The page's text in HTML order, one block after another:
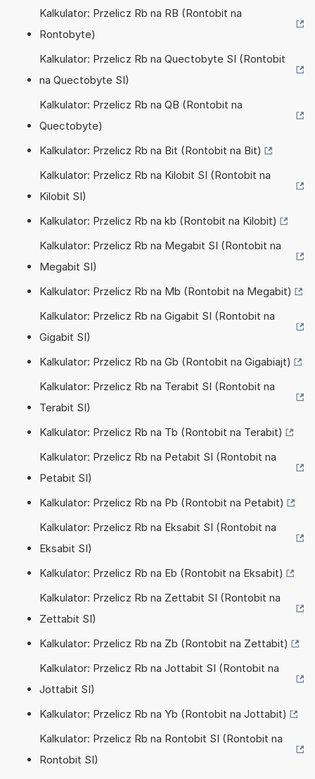
Kalkulator: Przelicz Rb na RB (Rontobit na
Rontobyte)
Kalkulator: Przelicz Rb na Quectobyte SI (Rontobit
na Quectobyte SI)
Kalkulator: Przelicz Rb na QB (Rontobit na
Quectobyte)
Kalkulator: Przelicz Rb na Bit (Rontobit na Bit)
Kalkulator: Przelicz Rb na Kilobit SI (Rontobit na
Kilobit SI)
Kalkulator: Przelicz Rb na kb (Rontobit na Kilobit)
Kalkulator: Przelicz Rb na Megabit SI (Rontobit na
Megabit SI)
Kalkulator: Przelicz Rb na Mb (Rontobit na Megabit)
Kalkulator: Przelicz Rb na Gigabit SI (Rontobit na
Gigabit SI)
Kalkulator: Przelicz Rb na Gb (Rontobit na Gigabiajt)
Kalkulator: Przelicz Rb na Terabit SI (Rontobit na
Terabit SI)
Kalkulator: Przelicz Rb na Tb (Rontobit na Terabit)
Kalkulator: Przelicz Rb na Petabit SI (Rontobit na
Petabit SI)
Kalkulator: Przelicz Rb na Pb (Rontobit na Petabit)
Kalkulator: Przelicz Rb na Eksabit SI (Rontobit na
Eksabit SI)
Kalkulator: Przelicz Rb na Eb (Rontobit na Eksabit)
Kalkulator: Przelicz Rb na Zettabit SI (Rontobit na
Zettabit SI)
Kalkulator: Przelicz Rb na Zb (Rontobit na Zettabit)
Kalkulator: Przelicz Rb na Jottabit SI (Rontobit na
Jottabit SI)
Kalkulator: Przelicz Rb na Yb (Rontobit na Jottabit)
Kalkulator: Przelicz Rb na Rontobit SI (Rontobit na
Rontobit SI)